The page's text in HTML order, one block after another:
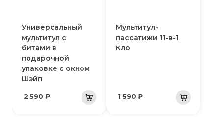
Универсальный
мультитул с
битами в
подарочной
упаковке с окном
Шэйп
2 590 ₽
Мультитул-
пассатижи 11-в-1
Кло
1 590 ₽